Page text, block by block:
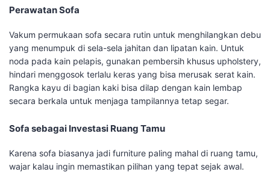
Perawatan Sofa
Vakum permukaan sofa secara rutin untuk menghilangkan debu
yang menumpuk di sela-sela jahitan dan lipatan kain. Untuk
noda pada kain pelapis, gunakan pembersih khusus upholstery,
hindari menggosok terlalu keras yang bisa merusak serat kain.
Rangka kayu di bagian kaki bisa dilap dengan kain lembap
secara berkala untuk menjaga tampilannya tetap segar.
Sofa sebagai Investasi Ruang Tamu
Karena sofa biasanya jadi furniture paling mahal di ruang tamu,
wajar kalau ingin memastikan pilihan yang tepat sejak awal.